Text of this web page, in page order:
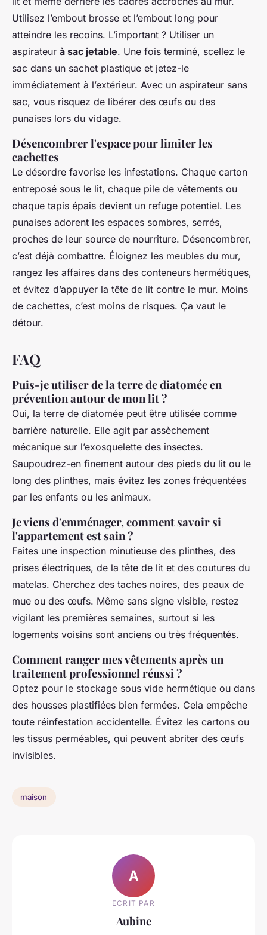
Utilisez l’embout brosse et l’embout long pour
atteindre les recoins. L’important ? Utiliser un
aspirateur à sac jetable. Une fois terminé, scellez le
sac dans un sachet plastique et jetez-le
immédiatement à l’extérieur. Avec un aspirateur sans
sac, vous risquez de libérer des œufs ou des
punaises lors du vidage.
Désencombrer l'espace pour limiter les
cachettes
Le désordre favorise les infestations. Chaque carton
entreposé sous le lit, chaque pile de vêtements ou
chaque tapis épais devient un refuge potentiel. Les
punaises adorent les espaces sombres, serrés,
proches de leur source de nourriture. Désencombrer,
c’est déjà combattre. Éloignez les meubles du mur,
rangez les affaires dans des conteneurs hermétiques,
et évitez d’appuyer la tête de lit contre le mur. Moins
de cachettes, c’est moins de risques. Ça vaut le
détour.
FAQ
Puis-je utiliser de la terre de diatomée en
prévention autour de mon lit ?
Oui, la terre de diatomée peut être utilisée comme
barrière naturelle. Elle agit par assèchement
mécanique sur l’exosquelette des insectes.
Saupoudrez-en finement autour des pieds du lit ou le
long des plinthes, mais évitez les zones fréquentées
par les enfants ou les animaux.
Je viens d'emménager, comment savoir si
l'appartement est sain ?
Faites une inspection minutieuse des plinthes, des
prises électriques, de la tête de lit et des coutures du
matelas. Cherchez des taches noires, des peaux de
mue ou des œufs. Même sans signe visible, restez
vigilant les premières semaines, surtout si les
logements voisins sont anciens ou très fréquentés.
Comment ranger mes vêtements après un
traitement professionnel réussi ?
Optez pour le stockage sous vide hermétique ou dans
des housses plastifiées bien fermées. Cela empêche
toute réinfestation accidentelle. Évitez les cartons ou
les tissus perméables, qui peuvent abriter des œufs
invisibles.
maison
A
ECRIT PAR
Aubine